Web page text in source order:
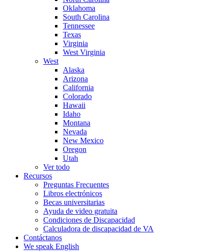
Oklahoma
South Carolina
Tennessee
Texas
Virginia
West Virginia
West
Alaska
Arizona
California
Colorado
Hawaii
Idaho
Montana
Nevada
New Mexico
Oregon
Utah
Ver todo
Recursos
Preguntas Frecuentes
Libros electrónicos
Becas universitarias
Ayuda de video gratuita
Condiciones de Discapacidad
Calculadora de discapacidad de VA
Contáctanos
We speak English